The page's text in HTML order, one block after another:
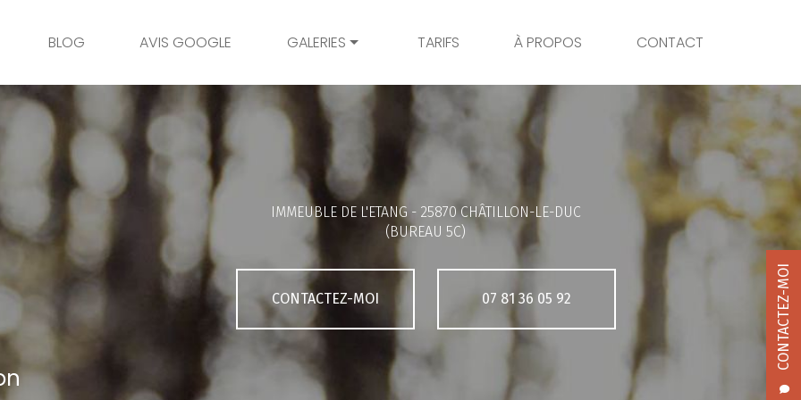
CONTACTEZ-MOI
BLOG AVIS GOOGLE GALERIES
Mariage
Grossesse
Bambins
Portrait
Galerie client
TARIFS À PROPOS CONTACT
IMMEUBLE DE L'ETANG - 25870 CHÂTILLON-LE-DUC
(BUREAU 5C)
CONTACTEZ-MOI 07 81 36 05 92